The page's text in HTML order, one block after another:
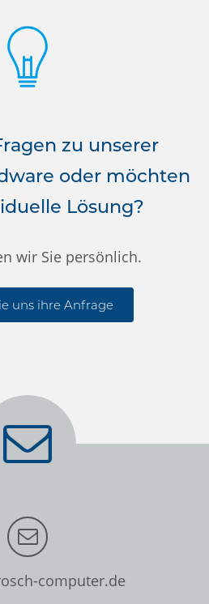
zu unserer
oder möchten
Lösung?
wir Sie persönlich.
uns ihre Anfrage
computer.de